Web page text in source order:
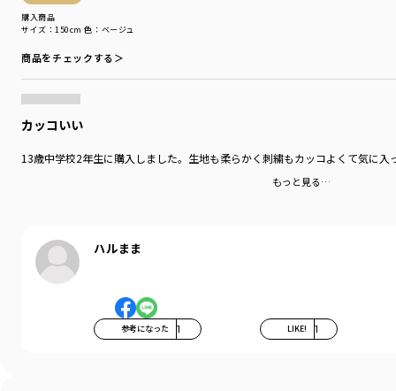
購入商品
サイズ：150cm 色：ベージュ
商品をチェックする＞
カッコいい
13歳中学校2年生に購入しました。生地も柔らかく刺繍もカッコよくて気に入
もっと見る…
ハルまま
参考になった 1 LIKE! 1